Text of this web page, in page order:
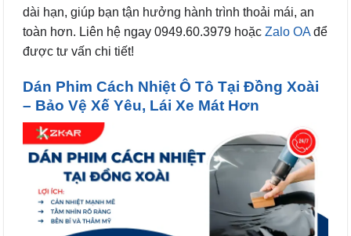
dài hạn, giúp bạn tận hưởng hành trình thoải mái, an
toàn hơn. Liên hệ ngay 0949.60.3979 hoặc Zalo OA để
được tư vấn chi tiết!
Dán Phim Cách Nhiệt Ô Tô Tại Đồng Xoài
– Bảo Vệ Xế Yêu, Lái Xe Mát Hơn